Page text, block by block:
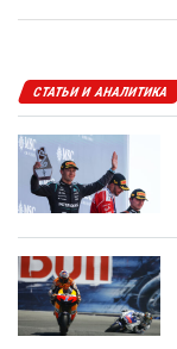
СТАТЬИ И АНАЛИТИКА